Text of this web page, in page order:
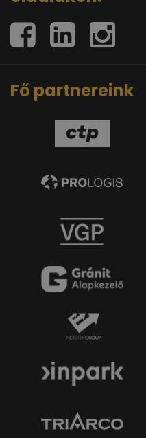
Fő partnereink